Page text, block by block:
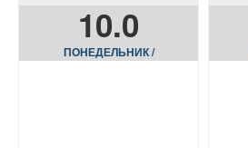
10.0
ПОНЕДЕЛЬНИК /